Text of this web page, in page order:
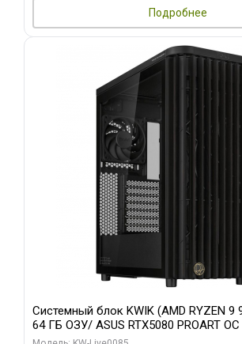
Подробнее
Системный блок KWIK (AMD RYZEN 9
64 ГБ ОЗУ/ ASUS RTX5080 PROART OC
256bit Type-C DP 2/ 960 ГБ SSD)